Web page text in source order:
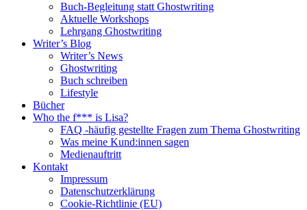
Buch-Begleitung statt Ghostwriting
Aktuelle Workshops
Lehrgang Ghostwriting
Writer’s Blog
Writer’s News
Ghostwriting
Buch schreiben
Lifestyle
Bücher
Who the f*** is Lisa?
FAQ -häufig gestellte Fragen zum Thema Ghostwriting
Was meine Kund:innen sagen
Medienauftritt
Kontakt
Impressum
Datenschutzerklärung
Cookie-Richtlinie (EU)